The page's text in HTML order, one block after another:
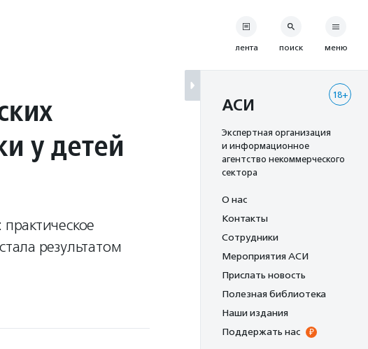
у детей
результатом
лента поиск меню
18+
АСИ
Экспертная организация
и информационное
агентство некоммерческого
сектора
О нас
Контакты
Сотрудники
Мероприятия АСИ
Прислать новость
Полезная библиотека
Наши издания
Поддержать нас